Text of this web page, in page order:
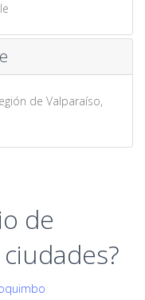
de Valparaíso,
de